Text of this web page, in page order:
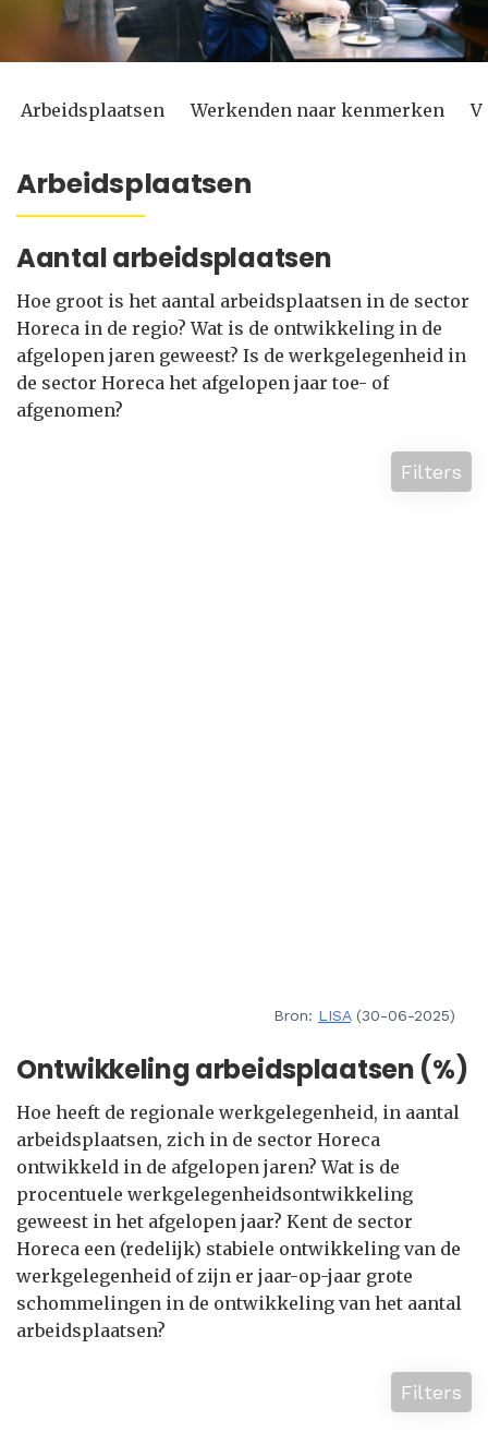
Arbeidsplaatsen Werkenden naar kenmerken
Arbeidsplaatsen
Aantal arbeidsplaatsen
Hoe groot is het aantal arbeidsplaatsen in de sector
Horeca in de regio? Wat is de ontwikkeling in de
afgelopen jaren geweest? Is de werkgelegenheid in
de sector Horeca het afgelopen jaar toe- of
afgenomen?
Filters
Bron: LISA(30-06-2025)
Ontwikkeling arbeidsplaatsen (%)
Hoe heeft de regionale werkgelegenheid, in aantal
arbeidsplaatsen, zich in de sector Horeca
ontwikkeld in de afgelopen jaren? Wat is de
procentuele werkgelegenheidsontwikkeling
geweest in het afgelopen jaar? Kent de sector
Horeca een (redelijk) stabiele ontwikkeling van de
werkgelegenheid of zijn er jaar-op-jaar grote
schommelingen in de ontwikkeling van het aantal
arbeidsplaatsen?
Filters